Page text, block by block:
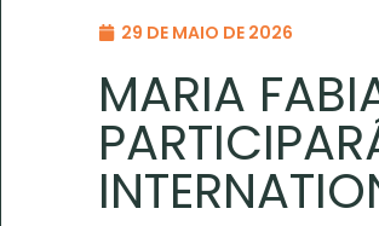
29 DE MAIO DE 2026
MARIA